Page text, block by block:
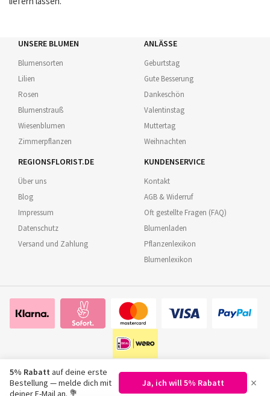
UNSERE BLUMEN
Blumensorten
Lilien
Rosen
Blumenstrauß
Wiesenblumen
Zimmerpflanzen
ANLÄSSE
Geburtstag
Gute Besserung
Dankeschön
Valentinstag
Muttertag
Weihnachten
REGIONSFLORIST.DE
Über uns
Blog
Impressum
Datenschutz
Versand und Zahlung
KUNDENSERVICE
Kontakt
AGB & Widerruf
Oft gestellte Fragen (FAQ)
Blumenladen
Pflanzenlexikon
Blumenlexikon
©2026Regionsflorist.de
5% Rabatt auf deine erste
Bestellung — melde dich mit
deiner E-Mail an. 💐
Ja, ich will 5% Rabatt ×